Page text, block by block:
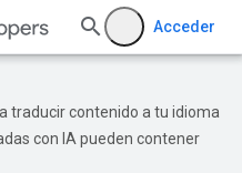
Acceder
traducir contenido a tu idioma
con IA pueden contener